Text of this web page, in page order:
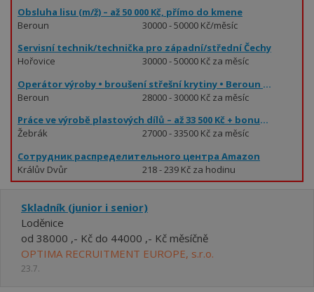
Obsluha lisu (m/ž) – až 50 000 Kč, přímo do kmene
Beroun
30000 - 50000 Kč/měsíc
Servisní technik/technička pro západní/střední Čechy
Hořovice
30000 - 50000 Kč za měsíc
Operátor výroby • broušení střešní krytiny • Beroun • ubytování
Beroun
28000 - 30000 Kč za měsíc
Práce ve výrobě plastových dílů – až 33 500 Kč + bonusy a svoz!
Žebrák
27000 - 33500 Kč za měsíc
Сотрудник распределительного центра Amazon
Králův Dvůr
218 - 239 Kč za hodinu
Skladník (junior i senior)
Loděnice
od 38000 ,- Kč do 44000 ,- Kč měsíčně
OPTIMA RECRUITMENT EUROPE, s.r.o.
23.7.